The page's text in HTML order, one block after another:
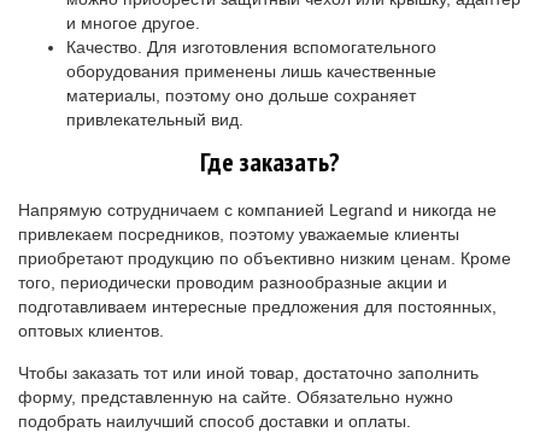
и многое другое.
Качество. Для изготовления вспомогательного
оборудования применены лишь качественные
материалы, поэтому оно дольше сохраняет
привлекательный вид.
Где заказать?
Напрямую сотрудничаем с компанией Legrand и никогда не
привлекаем посредников, поэтому уважаемые клиенты
приобретают продукцию по объективно низким ценам. Кроме
того, периодически проводим разнообразные акции и
подготавливаем интересные предложения для постоянных,
оптовых клиентов.
Чтобы заказать тот или иной товар, достаточно заполнить
форму, представленную на сайте. Обязательно нужно
подобрать наилучший способ доставки и оплаты.